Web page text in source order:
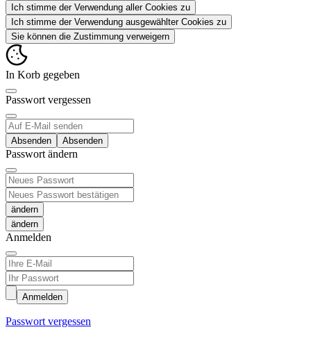
Ich stimme der Verwendung aller Cookies zu
Ich stimme der Verwendung ausgewählter Cookies zu
Sie können die Zustimmung verweigern
In Korb gegeben
Passwort vergessen
Absenden
Passwort ändern
ändern
Anmelden
Anmelden
Passwort vergessen